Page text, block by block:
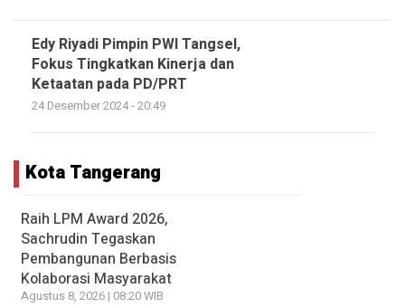
Edy Riyadi Pimpin PWI Tangsel,
Fokus Tingkatkan Kinerja dan
Ketaatan pada PD/PRT
24 Desember 2024 - 20:49
Kota Tangerang
Raih LPM Award 2026,
Sachrudin Tegaskan
Pembangunan Berbasis
Kolaborasi Masyarakat
Agustus 8, 2026 | 08:20 WIB